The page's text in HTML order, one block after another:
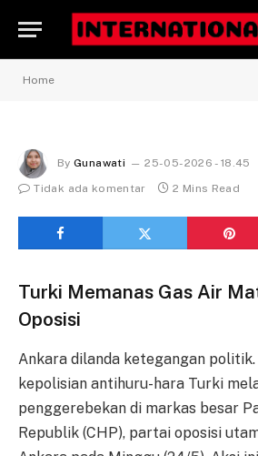
Home
By Gunawati
25-05-2026 - 18.45
Tidak ada komentar
2 Mins Read
Turki Memanas Gas Air
Oposisi
Ankara dilanda ketegangan
kepolisian antihuru-hara Turki
penggerebekan di markas besar
Republik (CHP), partai oposisi